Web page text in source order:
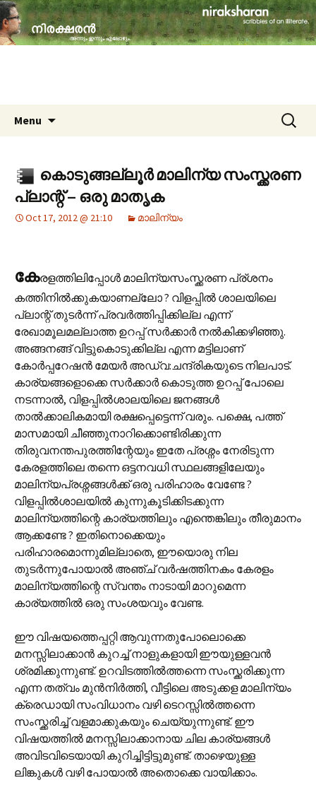
niraksharan (നിരക്ഷരൻ)
travelogues, book reviews, social issues,
cinema, memories & lot more…
Menu
Search
for:
കൊടുങ്ങല്ലൂർ മാലിന്യ സംസ്ക്കരണ
പ്ലാന്റ് – ഒരു മാതൃക
Oct 17, 2012 @ 21:10 മാലിന്യം
കേരളത്തിലിപ്പോൾ മാലിന്യസംസ്ക്കരണ പ്ര്ശനം
കത്തിനിൽക്കുകയാണല്ലോ ? വിളപ്പിൽ ശാലയിലെ
പ്ലാന്റ് തുടർന്ന് പ്രവർത്തിപ്പിക്കില്ല എന്ന്
രേഖാമൂലമല്ലാത്ത ഉറപ്പ് സർക്കാർ നൽകിക്കഴിഞ്ഞു.
അങ്ങനങ്ങ് വിട്ടുകൊടുക്കില്ല എന്ന മട്ടിലാണ്
കോർപ്പറേഷൻ മേയർ അഡ്വ:ചന്ദ്രികയുടെ നിലപാട്.
കാര്യങ്ങളൊക്കെ സർക്കാർ കൊടുത്ത ഉറപ്പ് പോലെ
നടന്നാൽ, വിളപ്പിൽശാലയിലെ ജനങ്ങൾ
താൽക്കാലികമായി രക്ഷപ്പെട്ടെന്ന് വരും. പക്ഷെ, പത്ത്
മാസമായി ചീഞ്ഞുനാറിക്കൊണ്ടിരിക്കുന്ന
തിരുവനന്തപുരത്തിന്റേയും ഇതേ പ്രശ്നം നേരിടുന്ന
കേരളത്തിലെ തന്നെ ഒട്ടനവധി സ്ഥലങ്ങളിലേയും
മാലിന്യപ്രശ്നങ്ങൾക്ക് ഒരു പരിഹാരം വേണ്ടേ ?
വിളപ്പിൽശാലയിൽ കുന്നുകൂടിക്കിടക്കുന്ന
മാലിന്യത്തിന്റെ കാര്യത്തിലും എന്തെങ്കിലും തീരുമാനം
ആക്കണ്ടേ ? ഇതിനൊക്കെയും
പരിഹാരമൊന്നുമില്ലാതെ, ഈയൊരു നില
തുടർന്നുപോയാൽ അഞ്ച് വർഷത്തിനകം കേരളം
മാലിന്യത്തിന്റെ സ്വന്തം നാടായി മാറുമെന്ന
കാര്യത്തിൽ ഒരു സംശയവും വേണ്ട.
ഈ വിഷയത്തെപ്പറ്റി ആവുന്നതുപോലൊക്കെ
മനസ്സിലാക്കാൻ കുറച്ച് നാളുകളായി ഈയുള്ളവൻ
ശ്രമിക്കുന്നുണ്ട്. ഉറവിടത്തിൽത്തന്നെ സംസ്ക്കരിക്കുന്ന
എന്ന തത്വം മുൻ‌നിർത്തി, വീട്ടിലെ അടുക്കള മാലിന്യം
ക്രെഡായി സംവിധാനം വഴി ടെറസ്സിൽത്തന്നെ
സംസ്ക്കരിച്ച് വളമാക്കുകയും ചെയ്യുന്നുണ്ട്. ഈ
വിഷയത്തിൽ മനസ്സിലാക്കാനായ ചില കാര്യങ്ങൾ
അവിടവിടെയായി കുറിച്ചിട്ടിട്ടുമുണ്ട്. താഴെയുള്ള
ലിങ്കുകൾ വഴി പോയാൽ അതൊക്കെ വായിക്കാം.